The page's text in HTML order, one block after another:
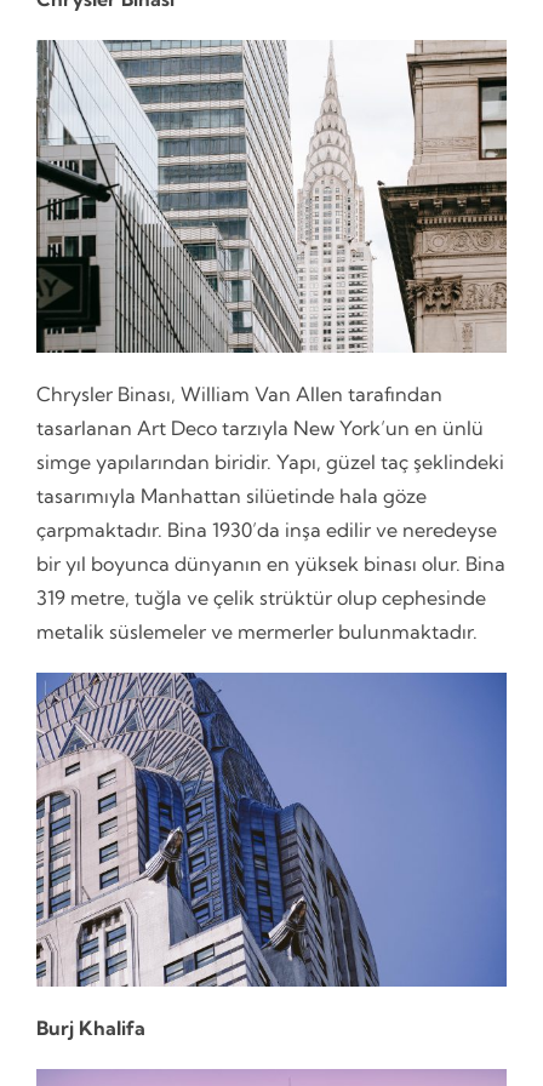
Chrysler Binası, William Van Allen tarafından
tasarlanan Art Deco tarzıyla New York’un en ünlü
simge yapılarından biridir. Yapı, güzel taç şeklindeki
tasarımıyla Manhattan silüetinde hala göze
çarpmaktadır. Bina 1930’da inşa edilir ve neredeyse
bir yıl boyunca dünyanın en yüksek binası olur. Bina
319 metre, tuğla ve çelik strüktür olup cephesinde
metalik süslemeler ve mermerler bulunmaktadır.
Burj Khalifa